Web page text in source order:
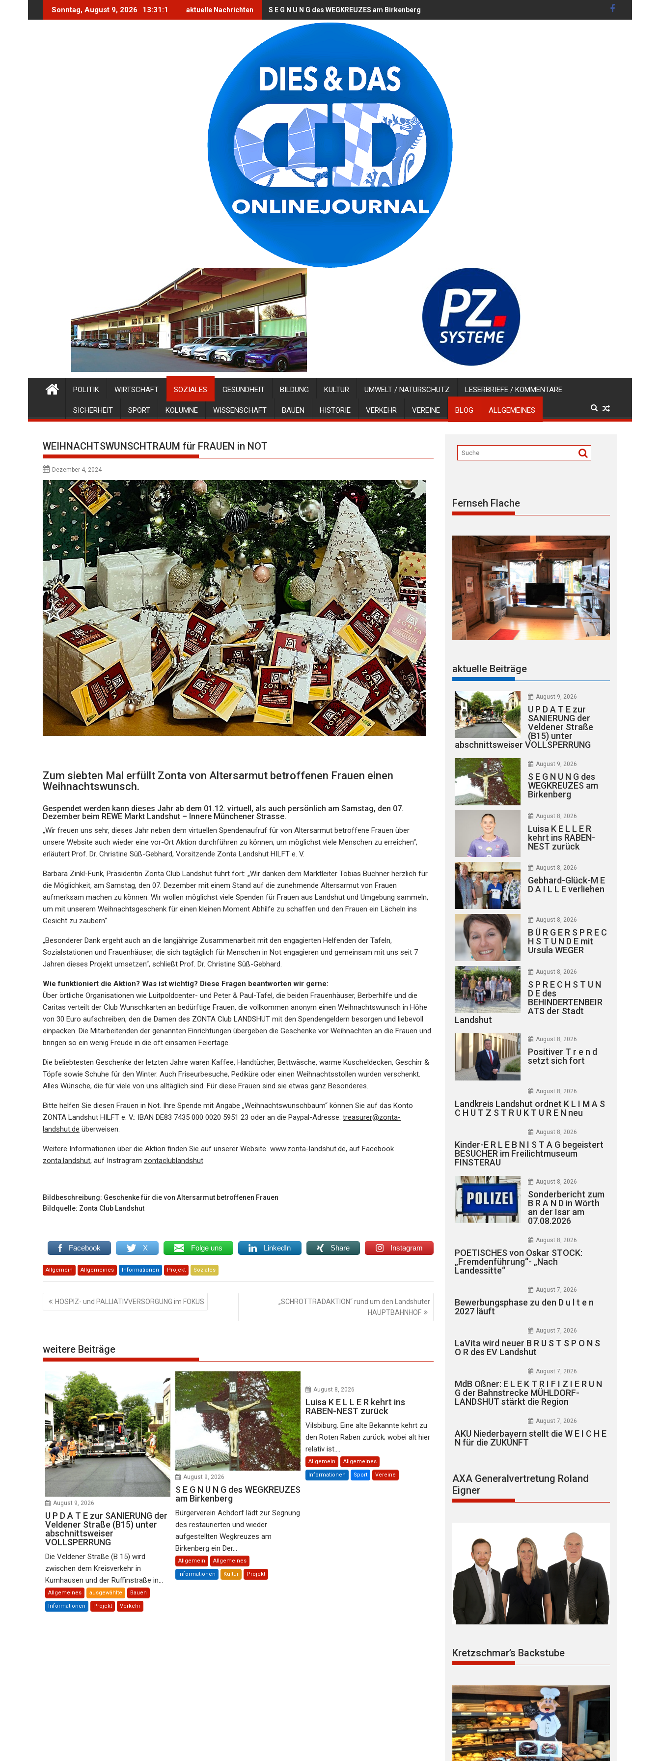
Sonntag, August 9, 2026 13:31:3 aktuelle Nachrichten S E G N U N G des WEGKREUZES am Birkenberg
POLITIK WIRTSCHAFT SOZIALES GESUNDHEIT BILDUNG KULTUR UMWELT / NATURSCHUTZ LESERBRIEFE / KOMMENTARE
SICHERHEIT SPORT KOLUMNE WISSENSCHAFT BAUEN HISTORIE VERKEHR VEREINE BLOG ALLGEMEINES
WEIHNACHTSWUNSCHTRAUM für FRAUEN in NOT
Dezember 4, 2024
Zum siebten Mal erfüllt Zonta von Altersarmut betroffenen Frauen einen
Weihnachtswunsch.
Gespendet werden kann dieses Jahr ab dem 01.12. virtuell, als auch persönlich am Samstag, den 07.
Dezember beim REWE Markt Landshut – Innere Münchener Strasse.
„Wir freuen uns sehr, dieses Jahr neben dem virtuellen Spendenaufruf für von Altersarmut betroffene Frauen über
unsere Website auch wieder eine vor-Ort Aktion durchführen zu können, um möglichst viele Menschen zu erreichen“,
erläutert Prof. Dr. Christine Süß-Gebhard, Vorsitzende Zonta Landshut HILFT e. V.
Barbara Zinkl-Funk, Präsidentin Zonta Club Landshut führt fort: „Wir danken dem Marktleiter Tobias Buchner herzlich für
die Möglichkeit, am Samstag, den 07. Dezember mit einem Stand auf die zunehmende Altersarmut von Frauen
aufmerksam machen zu können. Wir wollen möglichst viele Spenden für Frauen aus Landshut und Umgebung sammeln,
um mit unserem Weihnachtsgeschenk für einen kleinen Moment Abhilfe zu schaffen und den Frauen ein Lächeln ins
Gesicht zu zaubern“.
„Besonderer Dank ergeht auch an die langjährige Zusammenarbeit mit den engagierten Helfenden der Tafeln,
Sozialstationen und Frauenhäuser, die sich tagtäglich für Menschen in Not engagieren und gemeinsam mit uns seit 7
Jahren dieses Projekt umsetzen“, schließt Prof. Dr. Christine Süß-Gebhard.
Wie funktioniert die Aktion? Was ist wichtig? Diese Fragen beantworten wir gerne:
Über örtliche Organisationen wie Luitpoldcenter- und Peter & Paul-Tafel, die beiden Frauenhäuser, Berberhilfe und die
Caritas verteilt der Club Wunschkarten an bedürftige Frauen, die vollkommen anonym einen Weihnachtswunsch in Höhe
von 30 Euro aufschreiben, den die Damen des ZONTA Club LANDSHUT mit den Spendengeldern besorgen und liebevoll
einpacken. Die Mitarbeitenden der genannten Einrichtungen übergeben die Geschenke vor Weihnachten an die Frauen und
bringen so ein wenig Freude in die oft einsamen Feiertage.
Die beliebtesten Geschenke der letzten Jahre waren Kaffee, Handtücher, Bettwäsche, warme Kuscheldecken, Geschirr &
Töpfe sowie Schuhe für den Winter. Auch Friseurbesuche, Pediküre oder einen Weihnachtsstollen wurden verschenkt.
Alles Wünsche, die für viele von uns alltäglich sind. Für diese Frauen sind sie etwas ganz Besonderes.
Bitte helfen Sie diesen Frauen in Not. Ihre Spende mit Angabe „Weihnachtswunschbaum“ können Sie auf das Konto
ZONTA Landshut HILFT e. V.: IBAN DE83 7435 000 0020 5951 23 oder an die Paypal-Adresse: treasurer@zonta-
landshut.de überweisen.
Weitere Informationen über die Aktion finden Sie auf unserer Website www.zonta-landshut.de, auf Facebook
zonta.landshut, auf Instragram zontaclublandshut
Bildbeschreibung: Geschenke für die von Altersarmut betroffenen Frauen
Bildquelle: Zonta Club Landshut
Facebook X Folge uns LinkedIn Share Instagram
Allgemein Allgemeines Informationen Projekt Soziales
Beitragsnavigation
HOSPIZ- und PALLIATIVVERSORGUNG im FOKUS
„SCHROTTRADAKTION“ rund um den Landshuter
HAUPTBAHNHOF
weitere Beiträge
August 9, 2026
U P D A T E zur SANIERUNG der
Veldener Straße (B15) unter
abschnittsweiser
VOLLSPERRUNG
Die Veldener Straße (B 15) wird
zwischen dem Kreisverkehr in
Kumhausen und der Ruffinstraße in...
Allgemeines ausgewählte Bauen
Informationen Projekt Verkehr
August 9, 2026
S E G N U N G des WEGKREUZES
am Birkenberg
Bürgerverein Achdorf lädt zur Segnung
des restaurierten und wieder
aufgestellten Wegkreuzes am
Birkenberg ein Der...
Allgemein Allgemeines
Informationen Kultur Projekt
August 8, 2026
Luisa K E L L E R kehrt ins
RABEN-NEST zurück
Vilsbiburg. Eine alte Bekannte kehrt zu
den Roten Raben zurück; wobei alt hier
relativ ist....
Allgemein Allgemeines
Informationen Sport Vereine
Fernseh Flache
aktuelle Beiträge
August 9, 2026
U P D A T E zur
SANIERUNG der
Veldener Straße
(B15) unter
abschnittsweiser VOLLSPERRUNG
August 9, 2026
S E G N U N G des
WEGKREUZES am
Birkenberg
August 8, 2026
Luisa K E L L E R
kehrt ins RABEN-
NEST zurück
August 8, 2026
Gebhard-Glück-M E
D A I L L E verliehen
August 8, 2026
B Ü R G E R S P R E C
H S T U N D E mit
Ursula WEGER
August 8, 2026
S P R E C H S T U N
D E des
BEHINDERTENBEIR
ATS der Stadt
Landshut
August 8, 2026
Positiver T r e n d
setzt sich fort
August 8, 2026
Landkreis Landshut ordnet K L I M A S
C H U T Z S T R U K T U R E N neu
August 8, 2026
Kinder-E R L E B N I S T A G begeistert
BESUCHER im Freilichtmuseum
FINSTERAU
August 8, 2026
Sonderbericht zum
B R A N D in Wörth
an der Isar am
07.08.2026
August 8, 2026
POETISCHES von Oskar STOCK:
„Fremdenführung“- „Nach
Landessitte“
August 7, 2026
Bewerbungsphase zu den D u l t e n
2027 läuft
August 7, 2026
LaVita wird neuer B R U S T S P O N S
O R des EV Landshut
August 7, 2026
MdB Oßner: E L E K T R I F I Z I E R U N
G der Bahnstrecke MÜHLDORF-
LANDSHUT stärkt die Region
August 7, 2026
AKU Niederbayern stellt die W E I C H E
N für die ZUKUNFT
AXA Generalvertretung Roland
Eigner
Kretzschmar’s Backstube